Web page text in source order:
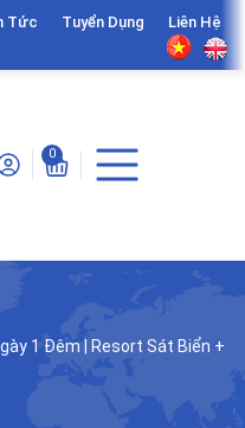
Tức Tuyển Dụng Liên Hệ
0
1 Đêm | Resort Sát Biển +